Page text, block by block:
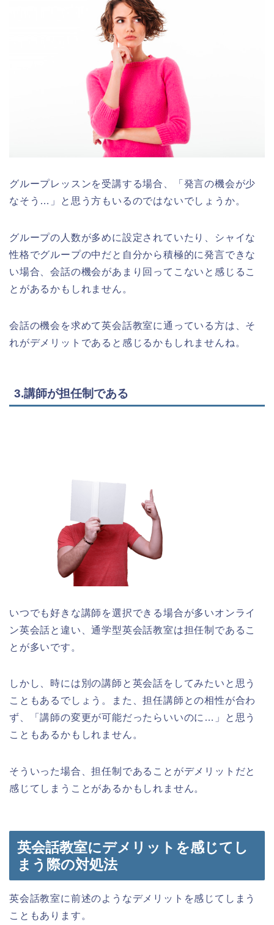
グループレッスンを受講する場合、「発言の機会が少
なそう…」と思う方もいるのではないでしょうか。
グループの人数が多めに設定されていたり、シャイな
性格でグループの中だと自分から積極的に発言できな
い場合、会話の機会があまり回ってこないと感じるこ
とがあるかもしれません。
会話の機会を求めて英会話教室に通っている方は、そ
れがデメリットであると感じるかもしれませんね。
3.講師が担任制である
いつでも好きな講師を選択できる場合が多いオンライ
ン英会話と違い、通学型英会話教室は担任制であるこ
とが多いです。
しかし、時には別の講師と英会話をしてみたいと思う
こともあるでしょう。また、担任講師との相性が合わ
ず、「講師の変更が可能だったらいいのに…」と思う
こともあるかもしれません。
そういった場合、担任制であることがデメリットだと
感じてしまうことがあるかもしれません。
英会話教室にデメリットを感じてし
まう際の対処法
英会話教室に前述のようなデメリットを感じてしまう
こともあります。